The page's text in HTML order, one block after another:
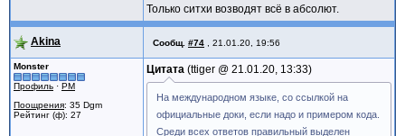
Только ситхи возводят всё в абсолют.
Akina Сообщ. #74 21.01.20, 19:56
Monster
Профиль · PM
Поощрения: 35 Dgm
Рейтинг (ф): 27
Цитата ttiger @ 21.01.20, 13:33
На международном языке, со ссылкой на
официальные доки, если надо и примером кода.
Среди всех ответов правильный выделен